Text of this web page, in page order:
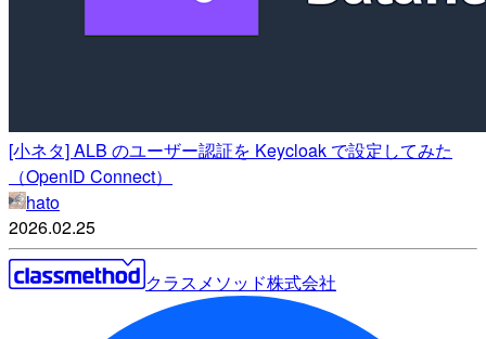
[小ネタ] ALB のユーザー認証を Keycloak で設定してみた
（OpenID Connect）
hato
2026.02.25
クラスメソッド株式会社